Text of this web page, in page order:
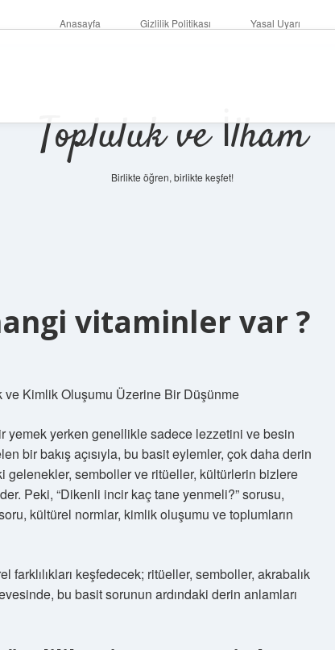
Anasayfa Gizlilik Politikası Yasal Uyarı
Topluluk ve İlham
Birlikte öğren, birlikte keşfet!
vitaminler var ?
Kimlik Oluşumu Üzerine Bir Düşünme
yemek yerken genellikle sadece lezzetini ve besin
bir bakış açısıyla, bu basit eylemler, çok daha derin
gelenekler, semboller ve ritüeller, kültürlerin bizlere
Peki, “Dikenli incir kaç tane yenmeli?” sorusu,
kültürel normlar, kimlik oluşumu ve toplumların
keşfedecek; ritüeller, semboller, akrabalık
bu basit sorunun ardındaki derin anlamları